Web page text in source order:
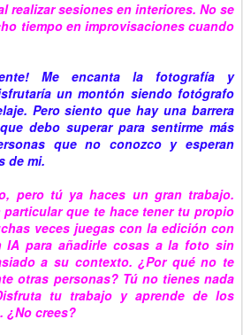
realizar sesiones en interiores. No se
tiempo en improvisaciones cuando
Me encanta la fotografía y
un montón siendo fotógrafo
Pero siento que hay una barrera
debo superar para sentirme más
que no conozco y esperan
de mi.
pero tú ya haces un gran trabajo.
que te hace tener tu propio
veces juegas con la edición con
IA para añadirle cosas a la foto sin
a su contexto. ¿Por qué no te
otras personas? Tú no tienes nada
tu trabajo y aprende de los
¿No crees?